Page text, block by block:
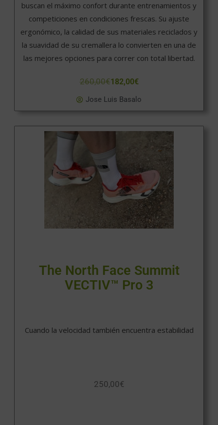
buscan el máximo confort durante entrenamientos y
competiciones en condiciones frescas. Su ajuste
ergonómico, la calidad de sus materiales reciclados y
la suavidad de su cremallera lo convierten en una de
las mejores opciones para correr con total libertad.
260,00€182,00€
Jose Luis Basalo
The North Face Summit
VECTIV™ Pro 3
Cuando la velocidad también encuentra estabilidad
250,00€